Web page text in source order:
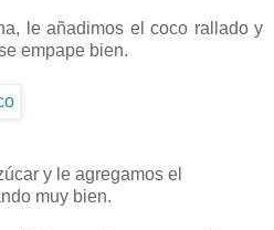
le añadimos el coco rallado y
empape bien.
y le agregamos el
muy bien.